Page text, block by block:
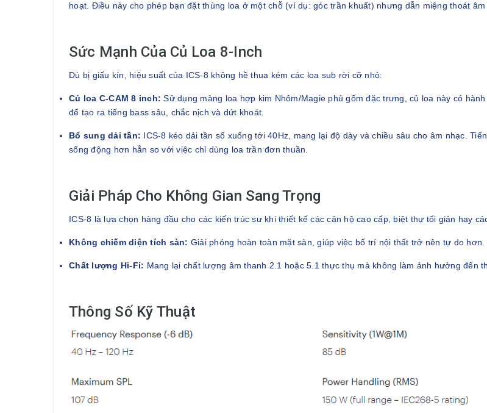
hoạt. Điều này cho phép bạn đặt thùng loa ở một chỗ (ví dụ: góc trần khuất) nhưng dẫn miệng thoát
Sức Mạnh Của Củ Loa 8-Inch
Dù bị giấu kín, hiệu suất của ICS-8 không hề thua kém các loa sub rời cỡ nhỏ:
Củ loa C-CAM 8 inch: Sử dụng màng loa hợp kim Nhôm/Magie phủ gốm đặc trưng, củ loa này có
để tạo ra tiếng bass sâu, chắc nịch và dứt khoát.
Bổ sung dải tần: ICS-8 kéo dải tần số xuống tới 40Hz, mang lại độ dày và chiều sâu cho âm nhạc.
sống động hơn hẳn so với việc chỉ dùng loa trần đơn thuần.
Giải Pháp Cho Không Gian Sang Trọng
ICS-8 là lựa chọn hàng đầu cho các kiến trúc sư khi thiết kế các căn hộ cao cấp, biệt thự tối giản hay
Không chiếm diện tích sàn: Giải phóng hoàn toàn mặt sàn, giúp việc bố trí nội thất trở nên tự do hơn.
Chất lượng Hi-Fi: Mang lại chất lượng âm thanh 2.1 hoặc 5.1 thực thụ mà không làm ảnh hưởng đến
Thông Số Kỹ Thuật